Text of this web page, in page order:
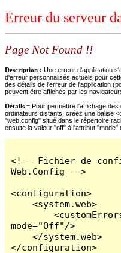
Erreur du serveur
Page Not Found !!
Description : Une erreur d'application
d'erreur personnalisés actuels pour
des détails de l'erreur de l'application
peuvent être affichés par les
Détails = Pour permettre l'affichage
ordinateurs distants, créez une balise
"web.config" situé dans le répertoire
ensuite la valeur "off" à l'attribut "mode"
<!-- Fichier de
Web.Config -->
<configuration>
    <system.web>
        <customErrors
mode="Off"/>
    </system.web>
</configuration>